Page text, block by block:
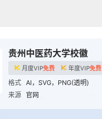
贵州中医药大学校徽
月度VIP免费 年度VIP免费
格式 AI，SVG，PNG(透明)
来源 官网